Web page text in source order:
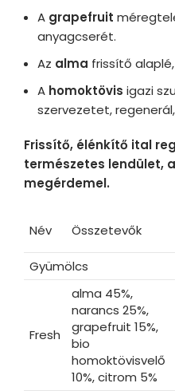
A grapefruit
anyagcserét.
Az alma frissítő
A homoktövis igazi
szervezetet,
Frissítő, élénkítő ital
természetes lendület,
megérdemel.
Név Összetevők
Gyümölcs
Fresh
alma 45%,
narancs 25%,
grapefruit 15%,
bio
homoktövisvelő
10%, citrom 5%